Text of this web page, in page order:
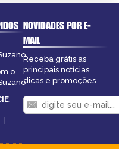
o
:
|
NOVIDADES POR E-
MAIL
Receba grátis as
principais notícias,
dicas e promoções